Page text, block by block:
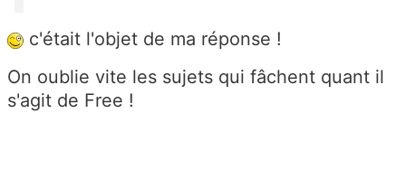
c'était l'objet de ma réponse !
On oublie vite les sujets qui fâchent quant il
s'agit de Free !